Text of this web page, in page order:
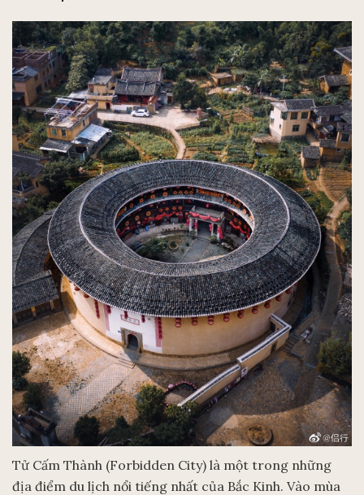
Tử Cấm Thành (Forbidden City) là một trong những
địa điểm du lịch nổi tiếng nhất của Bắc Kinh. Vào mùa